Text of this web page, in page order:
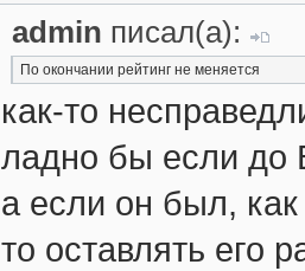
admin писал(а):
По окончании рейтинг не меняется
как-то
ладно бы если до
а если он был,
то оставлять его